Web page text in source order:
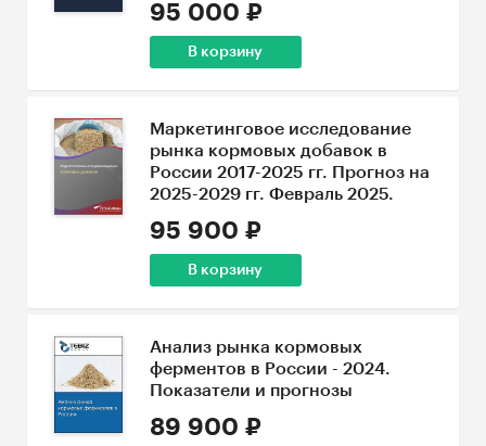
95 000 ₽
В корзину
Маркетинговое исследование
рынка кормовых добавок в
России 2017-2025 гг. Прогноз на
2025-2029 гг. Февраль 2025.
95 900 ₽
В корзину
Анализ рынка кормовых
ферментов в России - 2024.
Показатели и прогнозы
89 900 ₽